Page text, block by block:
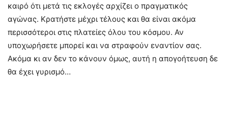
καιρό ότι μετά τις εκλογές αρχίζει ο πραγματικός
αγώνας. Κρατήστε μέχρι τέλους και θα είναι ακόμα
περισσότεροι στις πλατείες όλου του κόσμου. Αν
υποχωρήσετε μπορεί και να στραφούν εναντίον σας.
Ακόμα κι αν δεν το κάνουν όμως, αυτή η απογοήτευση δε
θα έχει γυρισμό…